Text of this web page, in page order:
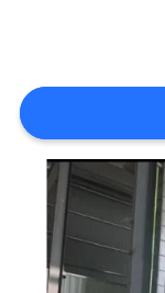
RICHIEDA
UNA
CITAZIONE